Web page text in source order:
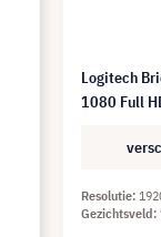
Logitech
1080 Full
Resolutie
Gezichtsveld